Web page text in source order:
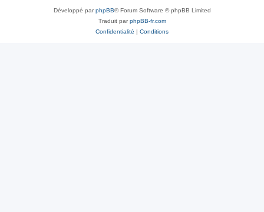
Développé parphpBB® Forum Software © phpBB Limited
Traduit parphpBB-fr.com
Confidentialité | Conditions